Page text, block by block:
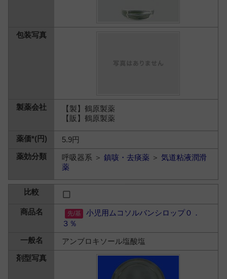
【製】鶴原製薬
【販】鶴原製薬
5.9円
呼吸器系 ＞鎮咳・去痰薬 ＞気道粘液潤滑
薬
小児用ムコソルバンシロップ０．
３％
アンブロキソール塩酸塩